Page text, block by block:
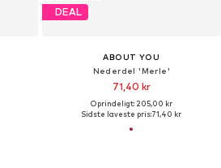
DEAL
ABOUT YOU
Nederdel 'Merle'
71,40 kr
Oprindeligt: 205,00 kr
Sidste laveste pris:71,40 kr